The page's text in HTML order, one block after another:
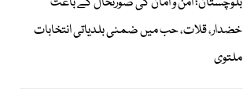
خضدار، قلات، حب میں ضمنی بلدیاتی انتخابات
ملتوی